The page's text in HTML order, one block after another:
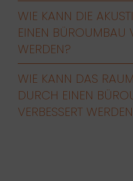
WIE KANN DIE
EINEN BÜROUMBAU
WERDEN?
WIE KANN DAS
DURCH EINEN
VERBESSERT